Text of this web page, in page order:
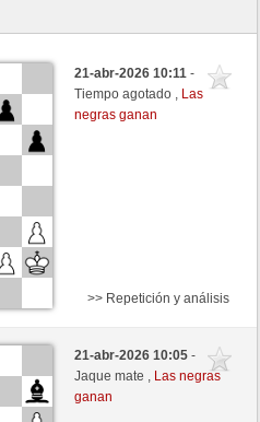
21-abr-2026 10:11-
Tiempo agotado , Las
negras ganan
(+16)
move
>> Repetición y análisis
21-abr-2026 10:05-
Jaque mate , Las negras
ganan